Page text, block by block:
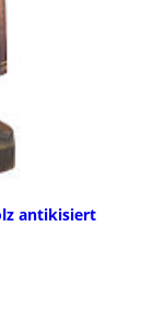
antikisiert